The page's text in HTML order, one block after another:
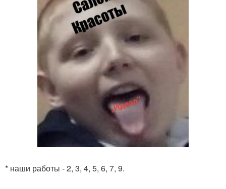
* наши работы - 2, 3, 4, 5, 6, 7, 9.